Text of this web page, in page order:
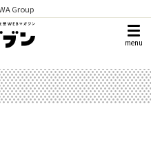
Group
menu